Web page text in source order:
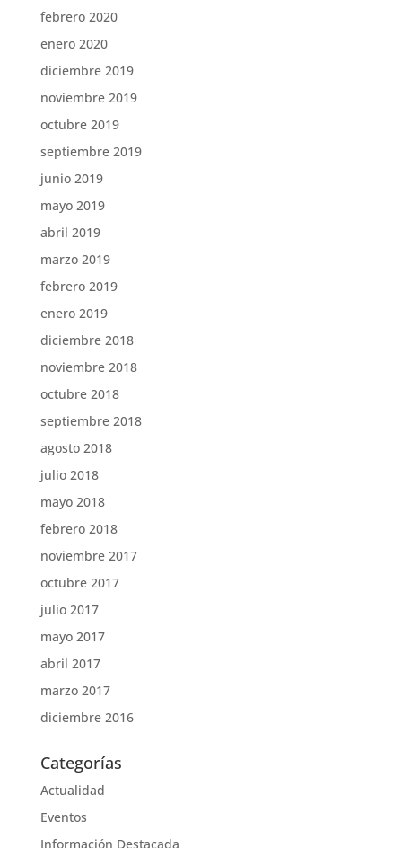
febrero 2020
enero 2020
diciembre 2019
noviembre 2019
octubre 2019
septiembre 2019
junio 2019
mayo 2019
abril 2019
marzo 2019
febrero 2019
enero 2019
diciembre 2018
noviembre 2018
octubre 2018
septiembre 2018
agosto 2018
julio 2018
mayo 2018
febrero 2018
noviembre 2017
octubre 2017
julio 2017
mayo 2017
abril 2017
marzo 2017
diciembre 2016
Categorías
Actualidad
Eventos
Información Destacada